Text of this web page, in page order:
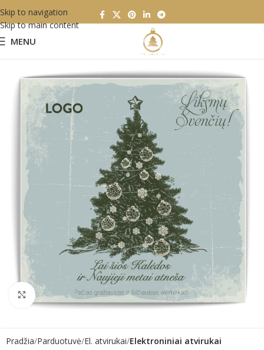
Skip to navigation
Skip to main content
MENU
Click to enlarge
Pradžia Parduotuvė El. atvirukai Elektroniniai atvirukai